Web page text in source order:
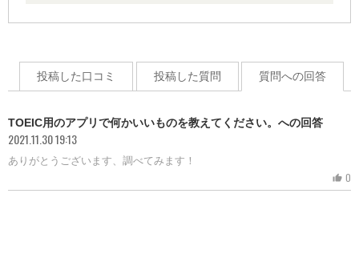
投稿した口コミ 投稿した質問 質問への回答
TOEIC用のアプリで何かいいものを教えてください。への回答
2021.11.30 19:13
ありがとうございます、調べてみます！
thumb_up 0